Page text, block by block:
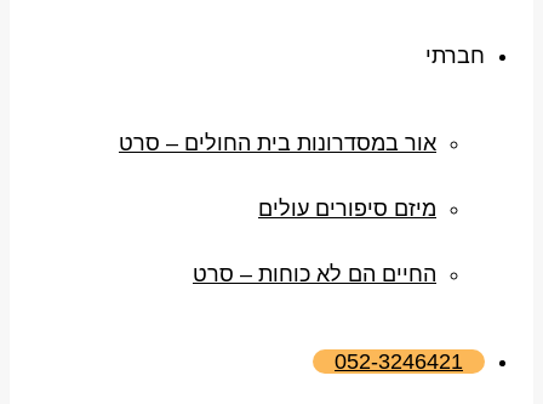
חברתי
אור במסדרונות בית החולים – סרט
מיזם סיפורים עולים
החיים הם לא כוחות – סרט
052-3246421